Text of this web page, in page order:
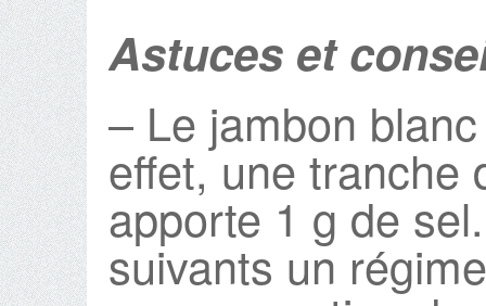
Astuces et
– Le jambon
effet, une tranche
apporte 1 g de
suivants un